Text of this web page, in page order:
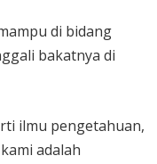
di bidang
bakatnya di
ilmu pengetahuan,
adalah